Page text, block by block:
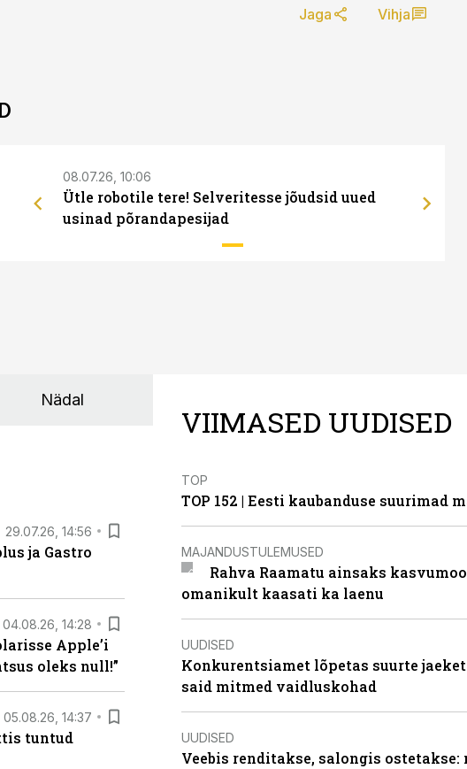
Jaga Vihja
08.07.26, 10:06
Ütle robotile tere! Selveritesse jõudsid uued
usinad põrandapesijad
Nädal
29.07.26, 14:56
ja Gastro
04.08.26, 14:28
Apple’i
oleks null!”
05.08.26, 14:37
tuntud
VIIMASED UUDISED
TOP
TOP 152 | Eesti kaubanduse suurimad
MAJANDUSTULEMUSED
Rahva Raamatu ainsaks
omanikult kaasati ka laenu
UUDISED
Konkurentsiamet lõpetas suurte
said mitmed vaidluskohad
UUDISED
Veebis renditakse, salongis